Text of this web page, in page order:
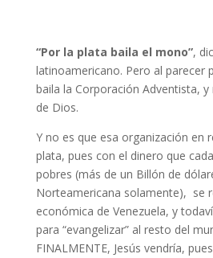
“Por la plata baila el mono”,
latinoamericano. Pero al parecer
baila la Corporación Adventista,
de Dios.
Y no es que esa organización en
plata, pues con el dinero que
pobres (más de un Billón de
Norteamericana solamente), se
económica de Venezuela, y
para “evangelizar” al resto del
FINALMENTE, Jesús vendría,